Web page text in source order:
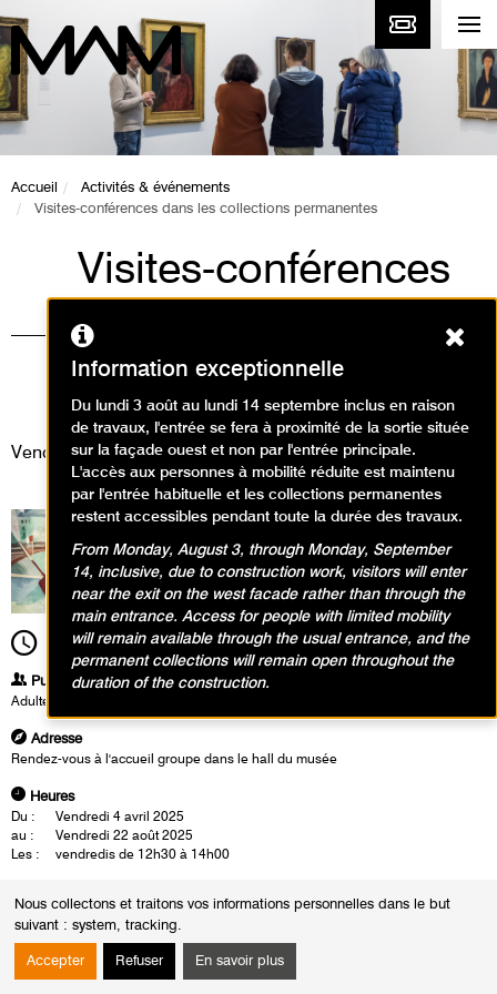
Nous collectons et traitons vos informations personnelles dans le but
suivant : system, tracking.
Accepter Refuser En savoir plus
Accueil
Activités & événements
Visites-conférences dans les collections permanentes
Visites-conférences
dans les collections
permanentes
Visites
Vendredi 4 juillet 2025
12h30 Durée1h30
Publics
Adultes
Adresse
Rendez-vous à l'accueil groupe dans le hall du musée
Heures
Du :
Vendredi 4 avril 2025
au :
Vendredi 22 août 2025
Les :
vendredis de 12h30 à 14h00
musée. Cette rencontre est également l'occasion d'un échange autour
des oeuvres.
Information exceptionnelle
Du lundi 3 août au lundi 14 septembre inclus en raison
de travaux, l'entrée se fera à proximité de la sortie située
sur la façade ouest et non par l'entrée principale.
L'accès aux personnes à mobilité réduite est maintenu
par l'entrée habituelle et les collections permanentes
restent accessibles pendant toute la durée des travaux.
From Monday, August 3, through Monday, September
14, inclusive, due to construction work, visitors will enter
near the exit on the west facade rather than through the
main entrance. Access for people with limited mobility
will remain available through the usual entrance, and the
permanent collections will remain open throughout the
duration of the construction.